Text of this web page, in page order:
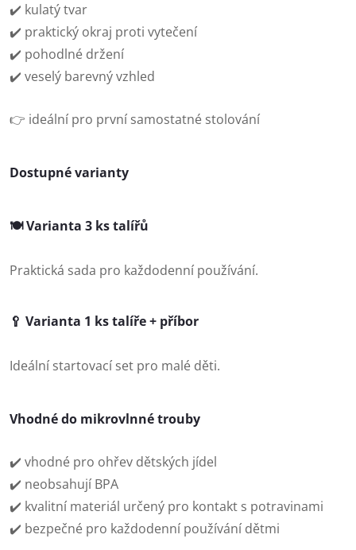
✔️ kulatý tvar
✔️ praktický okraj proti vytečení
✔️ pohodlné držení
✔️ veselý barevný vzhled
👉 ideální pro první samostatné stolování
Dostupné varianty
🍽️ Varianta 3 ks talířů
Praktická sada pro každodenní používání.
🥄 Varianta 1 ks talíře + příbor
Ideální startovací set pro malé děti.
Vhodné do mikrovlnné trouby
✔️ vhodné pro ohřev dětských jídel
✔️ neobsahují BPA
✔️ kvalitní materiál určený pro kontakt s potravinami
✔️ bezpečné pro každodenní používání dětmi